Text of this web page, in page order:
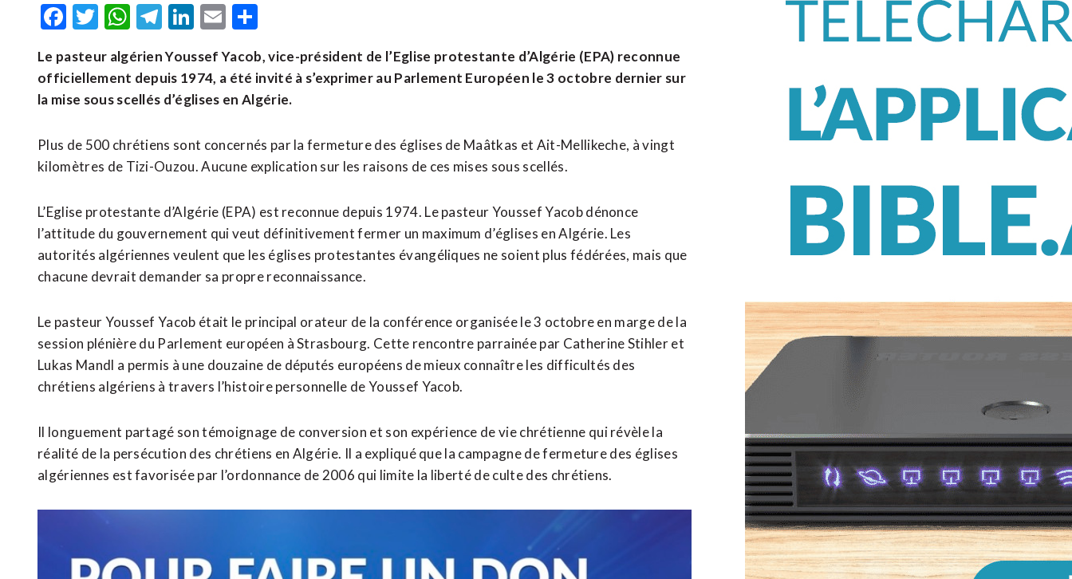
Facebook
Twitter
WhatsApp
Telegram
LinkedIn
Email
Le pasteur algérien Youssef Yacob, vice-président de l’Eglise protestante d’Algérie (EPA) reconnue
officiellement depuis 1974, a été invité à s’exprimer au Parlement Européen le 3 octobre dernier sur
la mise sous scellés d’églises en Algérie.
Plus de 500 chrétiens sont concernés par la fermeture des églises de Maâtkas et Ait-Mellikeche, à vingt
kilomètres de Tizi-Ouzou. Aucune explication sur les raisons de ces mises sous scellés.
L’Eglise protestante d’Algérie (EPA) est reconnue depuis 1974. Le pasteur Youssef Yacob dénonce
l’attitude du gouvernement qui veut définitivement fermer un maximum d’églises en Algérie. Les
autorités algériennes veulent que les églises protestantes évangéliques ne soient plus fédérées, mais que
chacune devrait demander sa propre reconnaissance.
Le pasteur Youssef Yacob était le principal orateur de la conférence organisée le 3 octobre en marge de la
session plénière du Parlement européen à Strasbourg. Cette rencontre parrainée par Catherine Stihler et
Lukas Mandl a permis à une douzaine de députés européens de mieux connaître les difficultés des
chrétiens algériens à travers l’histoire personnelle de Youssef Yacob.
Il longuement partagé son témoignage de conversion et son expérience de vie chrétienne qui révèle la
réalité de la persécution des chrétiens en Algérie. Il a expliqué que la campagne de fermeture des églises
algériennes est favorisée par l’ordonnance de 2006 qui limite la liberté de culte des chrétiens.